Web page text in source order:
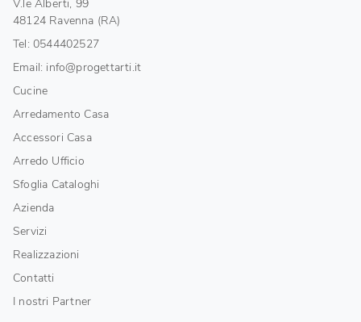
V.le Alberti, 99
48124 Ravenna (RA)
Tel: 0544402527
Email: info@progettarti.it
Cucine
Arredamento Casa
Accessori Casa
Arredo Ufficio
Sfoglia Cataloghi
Azienda
Servizi
Realizzazioni
Contatti
I nostri Partner